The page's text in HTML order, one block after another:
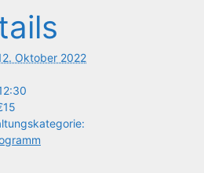
Oktober 2022